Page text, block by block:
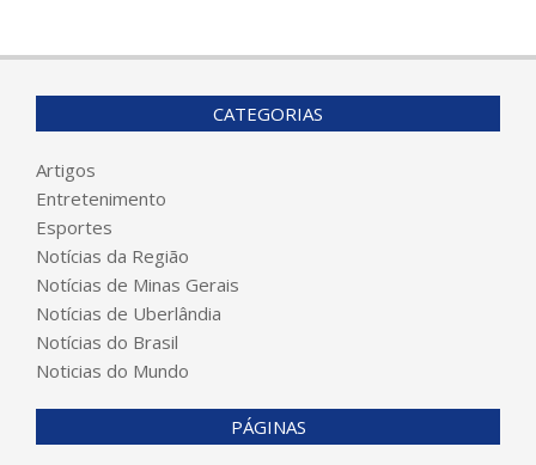
CATEGORIAS
Artigos
Entretenimento
Esportes
Notícias da Região
Notícias de Minas Gerais
Notícias de Uberlândia
Notícias do Brasil
Noticias do Mundo
PÁGINAS